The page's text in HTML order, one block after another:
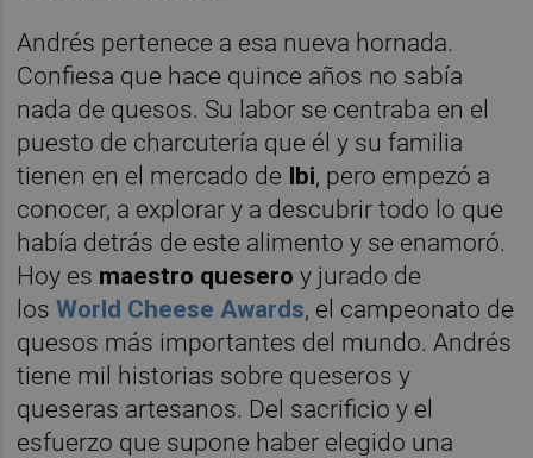
Andrés pertenece a esa nueva hornada.
Confiesa que hace quince años no sabía
nada de quesos. Su labor se centraba en el
puesto de charcutería que él y su familia
tienen en el mercado de Ibi, pero empezó a
conocer, a explorar y a descubrir todo lo que
había detrás de este alimento y se enamoró.
Hoy es maestro queseroy jurado de
los World Cheese Awards, el campeonato de
quesos más importantes del mundo. Andrés
tiene mil historias sobre queseros y
queseras artesanos. Del sacrificio y el
esfuerzo que supone haber elegido una